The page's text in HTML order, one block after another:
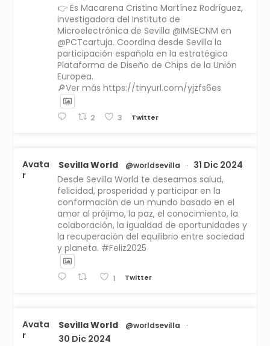
👉 Es Macarena Cristina Martínez Rodríguez,
investigadora del Instituto de
Microelectrónica de Sevilla @IMSECNM en
@PCTcartuja. Coordina desde Sevilla la
participación española en la estratégica
Plataforma de Diseño de Chips de la Unión
Europea.
🔎Ver más https://tinyurl.com/yjzfs6es
2 3 Twitter
Avata
r
Sevilla World @worldsevilla ·
31 Dic 2024
Desde Sevilla World te deseamos salud,
felicidad, prosperidad y participar en la
conformación de un mundo basado en el
amor al prójimo, la paz, el conocimiento, la
colaboración, la igualdad de oportunidades y
la recuperación del equilibrio entre sociedad
y planeta. #Feliz2025
1 Twitter
Avata
r
Sevilla World @worldsevilla ·
30 Dic 2024